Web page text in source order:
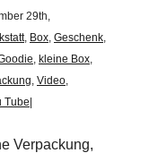
29th,
, Box, Geschenk,
, kleine Box,
, Video,
Tube
Verpackung,